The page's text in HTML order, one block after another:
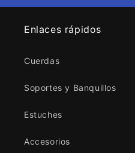
Enlaces rápidos
Cuerdas
Soportes y Banquillos
Estuches
Accesorios